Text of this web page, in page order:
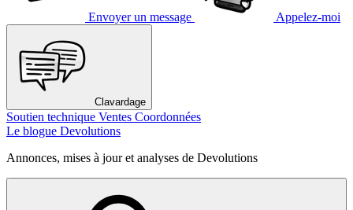
Envoyer un message Appelez-moi
Clavardage
Soutien technique Ventes Coordonnées
Le blogue Devolutions
Annonces, mises à jour et analyses de Devolutions